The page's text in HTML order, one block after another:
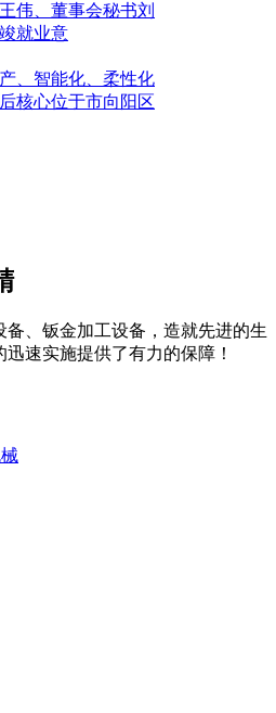
伟、董事会秘书刘
就业意
、智能化、柔性化
核心位于市向阳区
、钣金加工设备，造就先进的生
速实施提供了有力的保障！